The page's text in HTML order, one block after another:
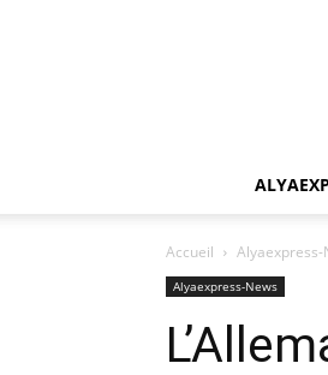
Accueil Alyaexpress-
Alyaexpress-News